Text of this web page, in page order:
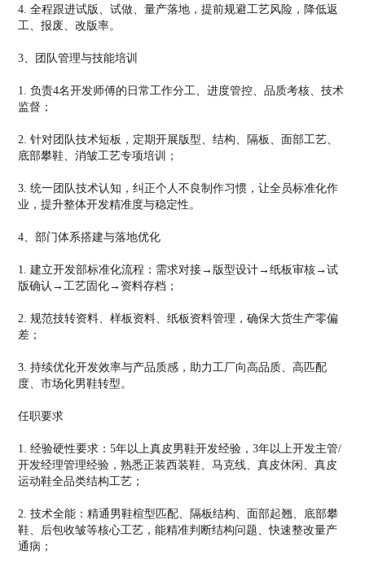
4. 全程跟进试版、试做、量产落地，提前规避工艺风险，降低返
工、报废、改版率。
3、团队管理与技能培训
1. 负责4名开发师傅的日常工作分工、进度管控、品质考核、技术
监督；
2. 针对团队技术短板，定期开展版型、结构、隔板、面部工艺、
底部攀鞋、消皱工艺专项培训；
3. 统一团队技术认知，纠正个人不良制作习惯，让全员标准化作
业，提升整体开发精准度与稳定性。
4、部门体系搭建与落地优化
1. 建立开发部标准化流程：需求对接→版型设计→纸板审核→试
版确认→工艺固化→资料存档；
2. 规范技转资料、样板资料、纸板资料管理，确保大货生产零偏
差；
3. 持续优化开发效率与产品质感，助力工厂向高品质、高匹配
度、市场化男鞋转型。
任职要求
1. 经验硬性要求：5年以上真皮男鞋开发经验，3年以上开发主管/
开发经理管理经验，熟悉正装西装鞋、马克线、真皮休闲、真皮
运动鞋全品类结构工艺；
2. 技术全能：精通男鞋楦型匹配、隔板结构、面部起翘、底部攀
鞋、后包收皱等核心工艺，能精准判断结构问题、快速整改量产
通病；